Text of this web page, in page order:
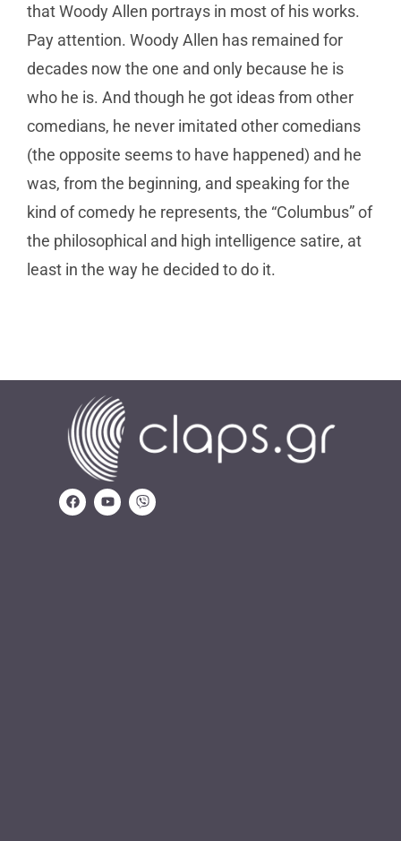
that Woody Allen portrays in most of his works.
Pay attention. Woody Allen has remained for
decades now the one and only because he is
who he is. And though he got ideas from other
comedians, he never imitated other comedians
(the opposite seems to have happened) and he
was, from the beginning, and speaking for the
kind of comedy he represents, the “Columbus” of
the philosophical and high intelligence satire, at
least in the way he decided to do it.